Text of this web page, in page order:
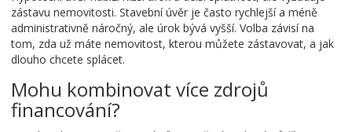
zástavu nemovitosti. Stavební úvěr je často rychlejší a méně
administrativně náročný, ale úrok bývá vyšší. Volba závisí na
tom, zda už máte nemovitost, kterou můžete zástavovat, a jak
dlouho chcete splácet.
Mohu kombinovat více zdrojů
financování?